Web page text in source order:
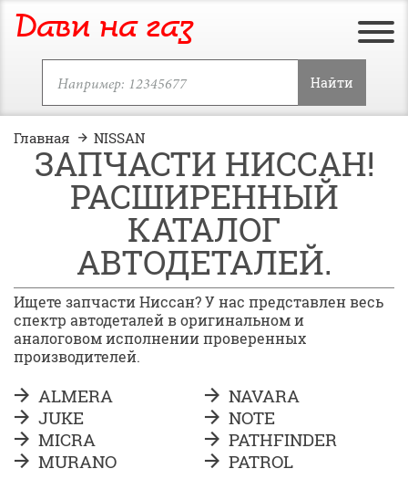
Дави на газ
Найти
Главная NISSAN
ЗАПЧАСТИ НИССАН!
РАСШИРЕННЫЙ
КАТАЛОГ
АВТОДЕТАЛЕЙ.
Ищете запчасти Ниссан? У нас представлен весь
спектр автодеталей в оригинальном и
аналоговом исполнении проверенных
производителей.
ALMERA
JUKE
MICRA
MURANO
NAVARA
NOTE
PATHFINDER
PATROL